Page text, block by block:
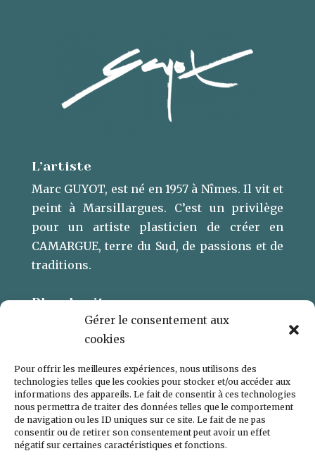
Gérer le consentement aux
cookies
Pour offrir les meilleures expériences, nous utilisons des
technologies telles que les cookies pour stocker et/ou accéder aux
informations des appareils. Le fait de consentir à ces technologies
nous permettra de traiter des données telles que le comportement
de navigation ou les ID uniques sur ce site. Le fait de ne pas
consentir ou de retirer son consentement peut avoir un effet
négatif sur certaines caractéristiques et fonctions.
L’artiste
Marc GUYOT, est né en 1957 à Nîmes. Il vit et
peint à Marsillargues. ​C’est un privilège
pour un artiste plasticien de créer en
CAMARGUE, terre du Sud, de passions et de
traditions.
Plan du site
L’ARTISTE
CONTACT
POLITIQUE DE COOKIES (UE)